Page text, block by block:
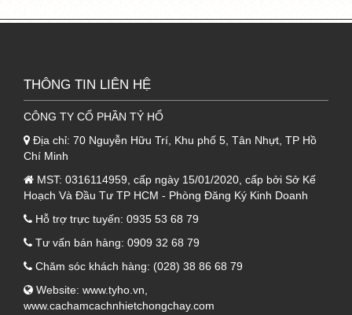
tính thẩm mỹ cho công trình.
1.2. Lớp giữa tôn xốp Kliplock cách
nhiệt
- Ở giữa
xốp PU cách âm, cách nhiệt, chống cháy vô
cùng ưu việt.
- Với chất liệu PU, sản phẩm có tính đàn hồi
cao, dễ dàng kết dính tạo nên sự bền vững
cho sản phẩm, đem lại hiệu quả tốt nhất trong
quá trình sử dụng.
THÔNG TIN LIÊN HỆ
CÔNG TY CỔ PHẦN TỶ HỔ
Địa chỉ: 70 Nguyễn Hữu Trí, Khu phố 5, Tân Nhựt, TP Hồ
Chí Minh
MST: 0316114959, cấp ngày 15/01/2020, cấp bởi Sở Kế
Hoạch Và Đầu Tư TP HCM - Phòng Đăng Ký Kinh Doanh
Hỗ trợ trực tuyến: 0935 53 68 79
Tư vấn bán hàng: 0909 32 68 79
Chăm sóc khách hàng: (028) 38 86 68 79
Website: www.tyho.vn,
www.cachamcachnhietchongchay.com